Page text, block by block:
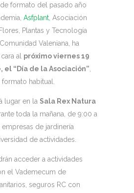
formato del pasado año
Asfplant , Asociación
Plantas y Tecnología
Valeniana, ha
al próximo viernes 19
el “Día de la Asociación”
habitual.
lugar en la Sala Rex Natura
toda la mañana, de 9:00 a
de jardinería
de actividades.
acceder a actividades
el Vademecum de
seguros RC con